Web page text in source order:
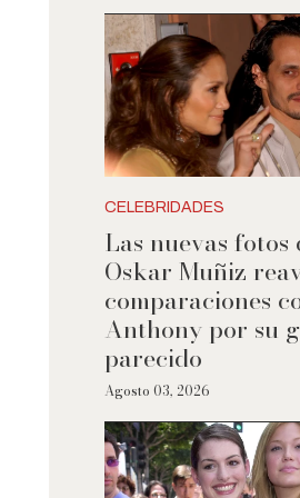
CELEBRIDADES
Las nuevas fotos
Oskar Muñiz
comparaciones
Anthony por su
parecido
Agosto 03, 2026